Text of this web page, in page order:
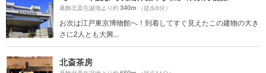
葛飾北斎生誕地より約340m （徒歩6分）
お次は江戸東京博物館へ！到着してすぐ見えたこの建物の大き
さに2人とも大興...
北斎茶房